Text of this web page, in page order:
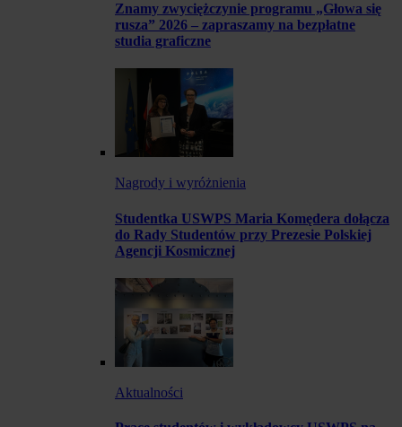
Znamy zwyciężczynie programu „Głowa się
rusza” 2026 – zapraszamy na bezpłatne
studia graficzne
Nagrody i wyróżnienia
Studentka USWPS Maria Komędera dołącza
do Rady Studentów przy Prezesie Polskiej
Agencji Kosmicznej
Aktualności